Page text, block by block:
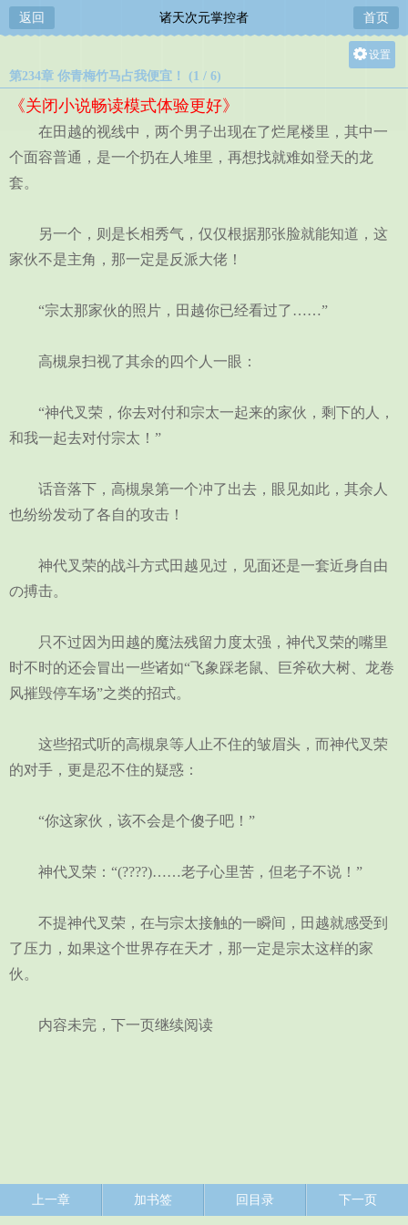
返回 诸天次元掌控者 首页
设置
中
小
第234章 你青梅竹马占我便宜！ (1 / 6)
《关闭小说畅读模式体验更好》
在田越的视线中，两个男子出现在了烂尾楼里，其中一
个面容普通，是一个扔在人堆里，再想找就难如登天的龙
套。
另一个，则是长相秀气，仅仅根据那张脸就能知道，这
家伙不是主角，那一定是反派大佬！
“宗太那家伙的照片，田越你已经看过了……”
高槻泉扫视了其余的四个人一眼：
“神代叉荣，你去对付和宗太一起来的家伙，剩下的人，
和我一起去对付宗太！”
话音落下，高槻泉第一个冲了出去，眼见如此，其余人
也纷纷发动了各自的攻击！
神代叉荣的战斗方式田越见过，见面还是一套近身自由
の搏击。
只不过因为田越的魔法残留力度太强，神代叉荣的嘴里
时不时的还会冒出一些诸如“飞象踩老鼠、巨斧砍大树、龙卷
风摧毁停车场”之类的招式。
这些招式听的高槻泉等人止不住的皱眉头，而神代叉荣
的对手，更是忍不住的疑惑：
“你这家伙，该不会是个傻子吧！”
神代叉荣：“(????)……老子心里苦，但老子不说！”
不提神代叉荣，在与宗太接触的一瞬间，田越就感受到
了压力，如果这个世界存在天才，那一定是宗太这样的家
伙。
内容未完，下一页继续阅读
上一章 加书签 回目录 下一页